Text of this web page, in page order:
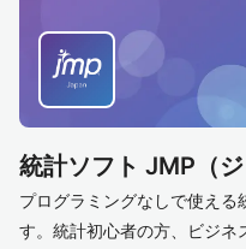
統計ソフト JMP（ジ
プログラミングなしで使え
す。統計初心者の方、ビジネ